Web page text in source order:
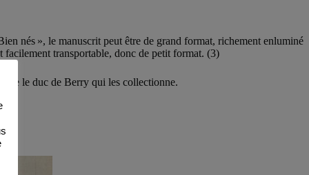
nés », le manuscrit peut être de grand format, richement enluminé
facilement transportable, donc de petit format. (3)
le duc de Berry qui les collectionne.